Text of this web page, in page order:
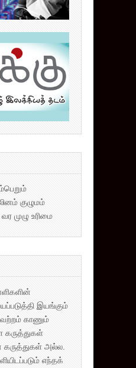
குழுமம்
முழு உரிமை
இயங்கும்
காணும்
கருத்துகள்
கருத்துகள் அல்ல.
எந்தக்